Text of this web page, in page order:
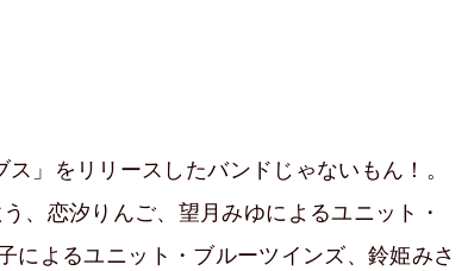
」をリリースしたバンドじゃないもん！。
、恋汐りんご、望月みゆによるユニット・
よるユニット・ブルーツインズ、鈴姫みさ